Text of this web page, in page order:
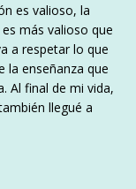
es valioso, la
más valioso que
a respetar lo que
la enseñanza que
Al final de mi vida,
llegué a